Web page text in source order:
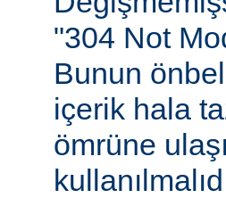
"304 Not
Bunun
içerik hala
ömrüne